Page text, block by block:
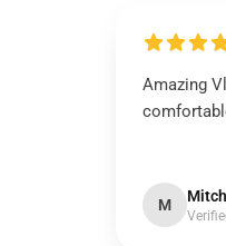
Amazing
M